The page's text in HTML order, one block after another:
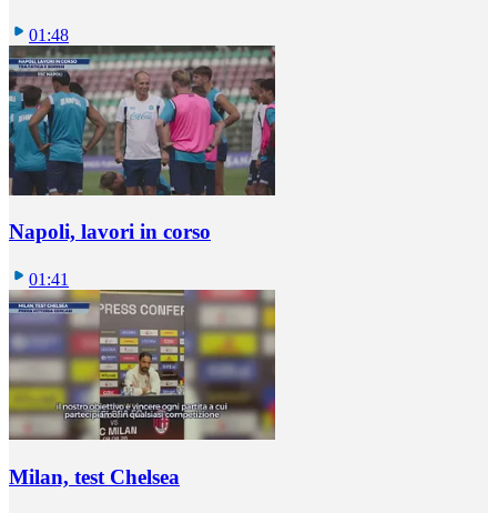
01:48
Napoli, lavori in corso
01:41
Milan, test Chelsea